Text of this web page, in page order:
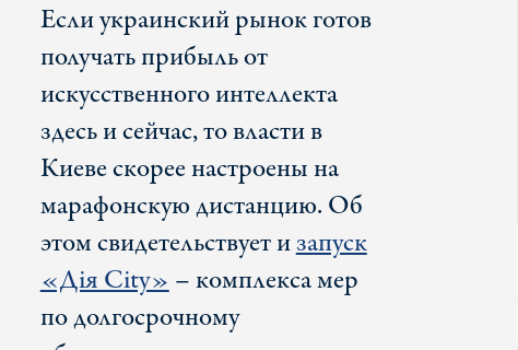
Если украинский рынок готов
получать прибыль от
искусственного интеллекта
здесь и сейчас, то власти в
Киеве скорее настроены на
марафонскую дистанцию. Об
этом свидетельствует изапуск
«Дія City»– комплекса мер
по долгосрочному